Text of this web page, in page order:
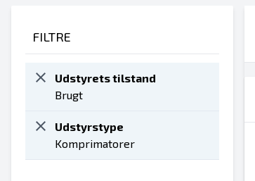
FILTRE
Udstyrets tilstand
Brugt
Udstyrstype
Komprimatorer